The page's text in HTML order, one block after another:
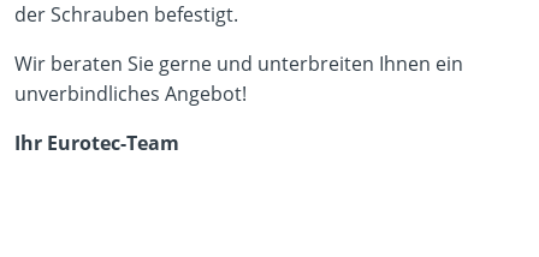
der Schrauben befestigt.
Wir beraten Sie gerne und unterbreiten Ihnen ein
unverbindliches Angebot!
Ihr Eurotec-Team